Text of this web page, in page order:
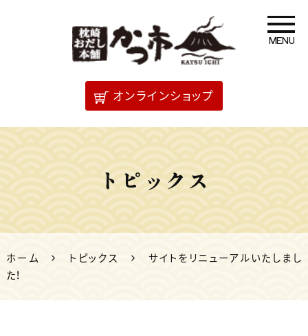
「だし」のことなら 枕崎
おだし本舗かつ市
オンラインショップ
MENU
トピックス
ホーム トピックス
サイトをリニューアルいたしまし
た！